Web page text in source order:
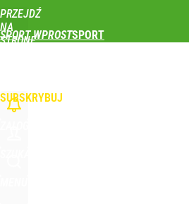
PRZEJDŹ
NA
STRONĘ
SPORT WPROST
SUBSKRYBUJ